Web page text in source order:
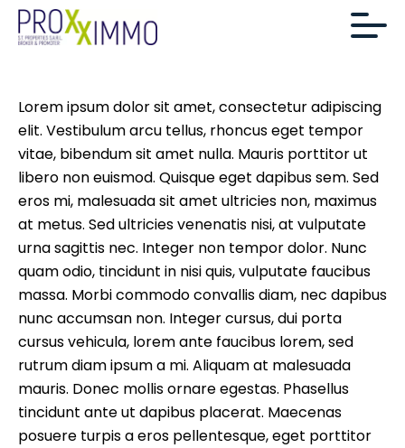
Lorem ipsum dolor sit amet, consectetur adipiscing
elit. Vestibulum arcu tellus, rhoncus eget tempor
vitae, bibendum sit amet nulla. Mauris porttitor ut
libero non euismod. Quisque eget dapibus sem. Sed
eros mi, malesuada sit amet ultricies non, maximus
at metus. Sed ultricies venenatis nisi, at vulputate
urna sagittis nec. Integer non tempor dolor. Nunc
quam odio, tincidunt in nisi quis, vulputate faucibus
massa. Morbi commodo convallis diam, nec dapibus
nunc accumsan non. Integer cursus, dui porta
cursus vehicula, lorem ante faucibus lorem, sed
rutrum diam ipsum a mi. Aliquam at malesuada
mauris. Donec mollis ornare egestas. Phasellus
tincidunt ante ut dapibus placerat. Maecenas
posuere turpis a eros pellentesque, eget porttitor